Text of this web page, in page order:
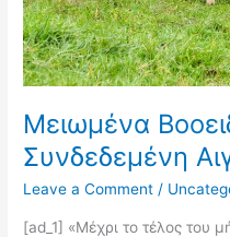
Μειωμένα
Συνδεδεμένη
Leave a Comment /
[ad_1] «Μέχρι το τέλος του